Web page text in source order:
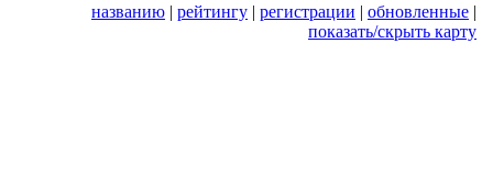
названию | рейтингу | регистрации | обновленные |
показать/скрыть карту